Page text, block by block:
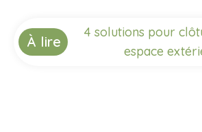
À lire
4 solutions pour
espace